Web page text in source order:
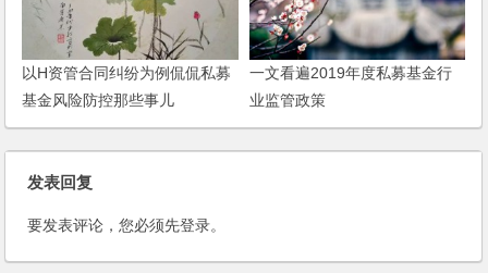
以H资管合同纠纷为例侃侃私募
基金风险防控那些事儿
一文看遍2019年度私募基金行
业监管政策
发表回复
要发表评论，您必须先登录。